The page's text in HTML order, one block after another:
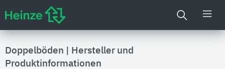
Doppelböden
Hersteller und
Produktinformationen